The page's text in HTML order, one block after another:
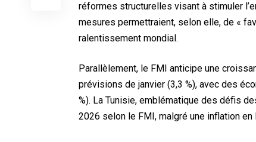
réformes structurelles visant à stimuler
mesures permettraient, selon elle, de «
ralentissement mondial.
Parallèlement, le FMI anticipe une
prévisions de janvier (3,3 %), avec des
%). La Tunisie, emblématique des défis
2026 selon le FMI, malgré une inflation en